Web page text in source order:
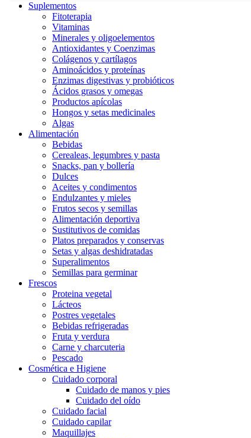
Suplementos
Fitoterapia
Vitaminas
Minerales y oligoelementos
Antioxidantes y Coenzimas
Colágenos y cartílagos
Aminoácidos y proteínas
Enzimas digestivas y probióticos
Ácidos grasos y omegas
Productos apícolas
Hongos y setas medicinales
Algas
Alimentación
Bebidas
Cerealeas, legumbres y pasta
Snacks, pan y bollería
Dulces
Aceites y condimentos
Endulzantes y mieles
Frutos secos y semillas
Alimentación deportiva
Sustitutivos de comidas
Platos preparados y conservas
Setas y algas deshidratadas
Superalimentos
Semillas para germinar
Frescos
Proteina vegetal
Lácteos
Postres vegetales
Bebidas refrigeradas
Fruta y verdura
Carne y charcuteria
Pescado
Cosmética e Higiene
Cuidado corporal
Cuidado de manos y pies
Cuidado del oído
Cuidado facial
Cuidado capilar
Maquillajes